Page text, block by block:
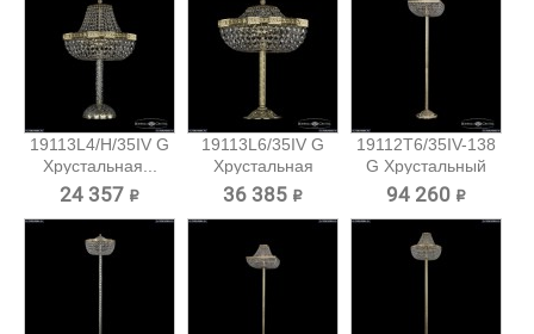
19113L4/H/35IV G
Хрустальная...
24 357 ₽
19113L6/35IV G
Хрустальная
настольная...
36 385 ₽
19112T6/35IV-138
G Хрустальный
торшер...
94 260 ₽